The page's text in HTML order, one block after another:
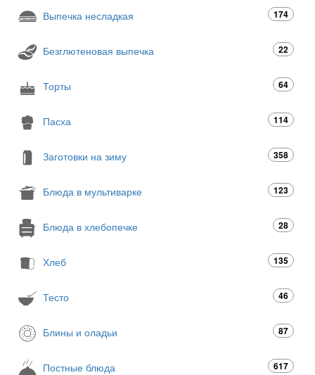
Выпечка несладкая 174
Безглютеновая выпечка 22
Торты 64
Пасха 114
Заготовки на зиму 358
Блюда в мультиварке 123
Блюда в хлебопечке 28
Хлеб 135
Тесто 46
Блины и оладьи 87
Постные блюда 617